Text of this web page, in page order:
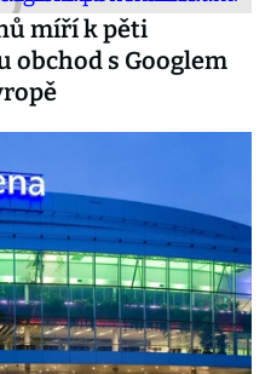
míří k pěti
obchod s Googlem